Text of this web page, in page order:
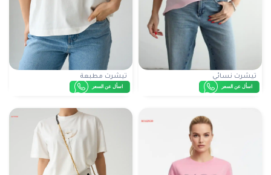
تيشرت نسائي
اسأل عن السعر
تيشرت مطبعة
اسأل عن السعر